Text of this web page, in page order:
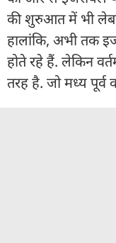
की शुरुआत में भी
हालांकि, अभी तक
होते रहे हैं. लेकिन
तरह है. जो मध्य